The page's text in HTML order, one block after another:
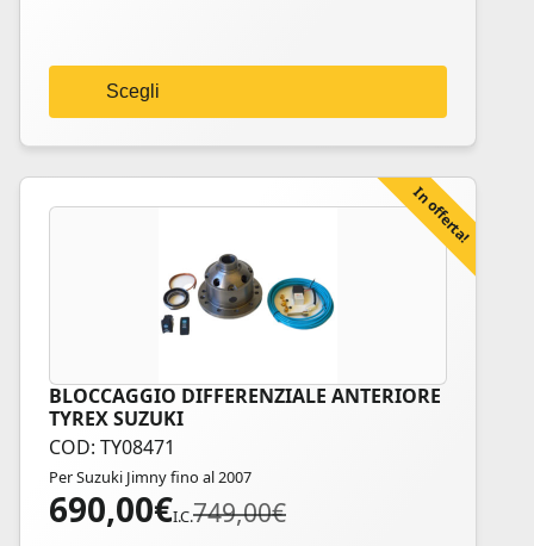
a
858,00€Scegli
pagina
del
In offerta!
BLOCCAGGIO DIFFERENZIALE ANTERIORE
TYREX SUZUKI
COD: TY08471
Per Suzuki Jimny fino al 2007
749,00€
Il
prezzo
690,00€
Il
prezzo
I.C.